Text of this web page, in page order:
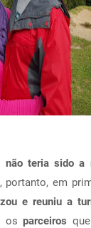
não teria sido a
, portanto, em
e reuniu a
os parceiros